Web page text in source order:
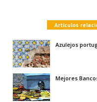
Artículos
Azulejos
Mejores